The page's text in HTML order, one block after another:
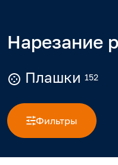
Нарезание
Плашки 152
Фильтры